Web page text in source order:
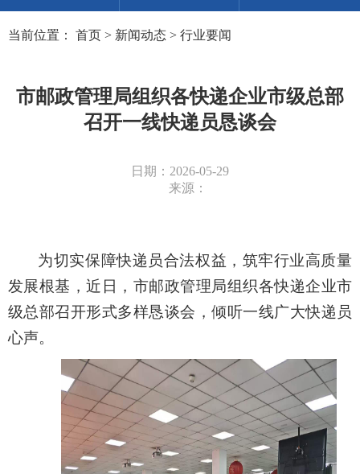
当前位置： 首页 > 新闻动态 > 行业要闻
市邮政管理局组织各快递企业市级总部
召开一线快递员恳谈会
日期：2026-05-29
来源：
为切实保障快递员合法权益， 筑牢行业高质量
发展根基 ，近日 ， 市邮政管理局组织各快递企业市
级总部召开形式多样恳谈会 ，倾听一线广大快递员
心声。